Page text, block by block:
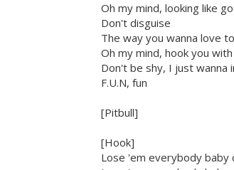
Oh my mind, looking like
Don't disguise
The way you wanna love
Oh my mind, hook you
Don't be shy, I just wanna
F.U.N, fun
[Pitbull]
[Hook]
Lose 'em everybody baby